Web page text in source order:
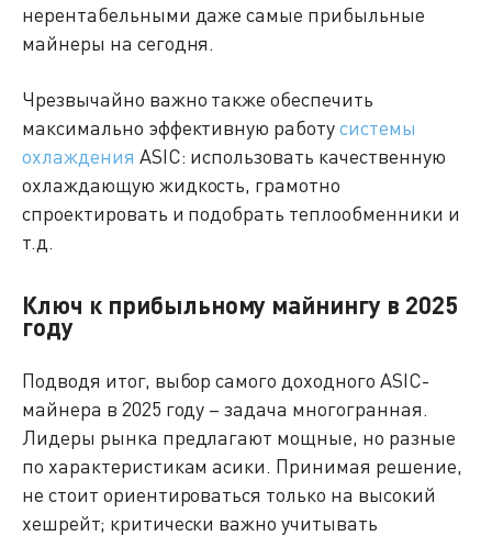
нерентабельными даже самые прибыльные
майнеры на сегодня.
Чрезвычайно важно также обеспечить
максимально эффективную работусистемы
охлаждения ASIC: использовать качественную
охлаждающую жидкость, грамотно
спроектировать и подобрать теплообменники и
т.д.
Ключ к прибыльному майнингу в 2025
году
Подводя итог, выбор самого доходного ASIC-
майнера в 2025 году – задача многогранная.
Лидеры рынка предлагают мощные, но разные
по характеристикам асики. Принимая решение,
не стоит ориентироваться только на высокий
хешрейт; критически важно учитывать